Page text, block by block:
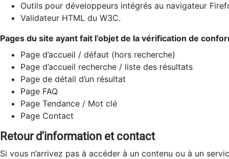
Outils pour développeurs intégrés au navigateur
Validateur HTML du W3C.
Pages du site ayant fait l’objet de la vérification de
Page d’accueil / défaut (hors recherche)
Page d’accueil recherche / liste des résultats
Page de détail d’un résultat
Page FAQ
Page Tendance / Mot clé
Page Contact
Retour d'information et contact
Si vous n’arrivez pas à accéder à un contenu ou à un